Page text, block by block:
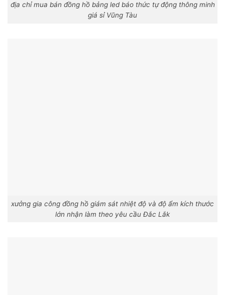
địa chỉ mua bán đồng hồ bảng led báo thức tự động thông minh
giá sỉ Vũng Tàu
xưởng gia công đồng hồ giám sát nhiệt độ và độ ẩm kích thước
lớn nhận làm theo yêu cầu Đắc Lắk